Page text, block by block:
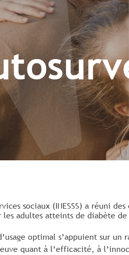
sociaux (INESSS) a réuni
adultes atteints de diabète
optimal s’appuient sur
quant à l’efficacité, à